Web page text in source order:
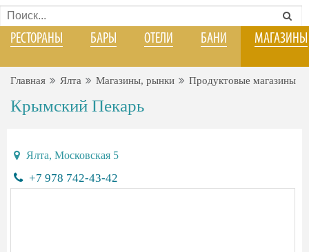
РЕСТОРАНЫ БАРЫ ОТЕЛИ БАНИ МАГАЗИНЫ
Главная Ялта Магазины, рынки Продуктовые магазины
Крымский Пекарь
Ялта, Московская 5
+7 978 742-43-42